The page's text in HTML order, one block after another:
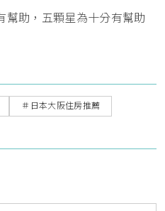
幫助，五顆星為十分有幫助
＃日本大阪住房推薦